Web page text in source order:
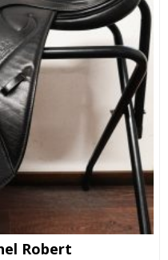
Robert